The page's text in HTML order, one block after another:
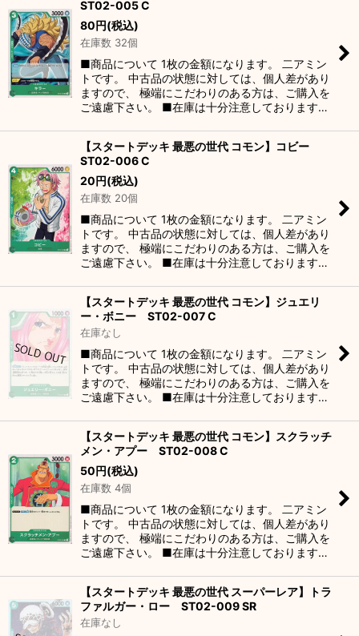
ST02-005 C
80円(税込)
在庫数 32個
■商品について 1枚の金額になります。 二アミン
トです。 中古品の状態に対しては、個人差があり
ますので、 極端にこだわりのある方は、ご購入を
ご遠慮下さい。 ■在庫は十分注意しております…
【スタートデッキ 最悪の世代 コモン】コビー
ST02-006 C
20円(税込)
在庫数 20個
■商品について 1枚の金額になります。 二アミン
トです。 中古品の状態に対しては、個人差があり
ますので、 極端にこだわりのある方は、ご購入を
ご遠慮下さい。 ■在庫は十分注意しております…
【スタートデッキ 最悪の世代 コモン】ジュエリ
ー・ボニー ST02-007 C
在庫なし
■商品について 1枚の金額になります。 二アミン
トです。 中古品の状態に対しては、個人差があり
ますので、 極端にこだわりのある方は、ご購入を
ご遠慮下さい。 ■在庫は十分注意しております…
【スタートデッキ 最悪の世代 コモン】スクラッチ
メン・アプー ST02-008 C
50円(税込)
在庫数 4個
■商品について 1枚の金額になります。 二アミン
トです。 中古品の状態に対しては、個人差があり
ますので、 極端にこだわりのある方は、ご購入を
ご遠慮下さい。 ■在庫は十分注意しております…
【スタートデッキ 最悪の世代 スーパーレア】トラ
ファルガー・ロー ST02-009 SR
在庫なし